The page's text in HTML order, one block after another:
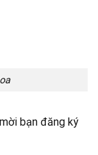
bạn đăng ký